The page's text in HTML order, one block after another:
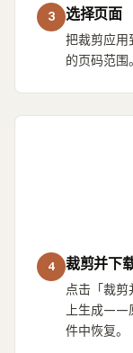
3 选择页面
把裁剪应用
的页码范围
4 裁剪并下
点击「裁
上生成——
件中恢复。